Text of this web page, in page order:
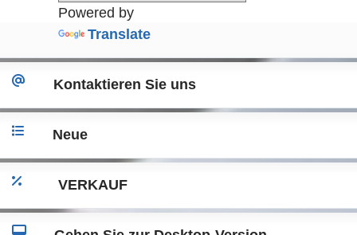
Powered by
Translate
Kontaktieren Sie uns
Neue
VERKAUF